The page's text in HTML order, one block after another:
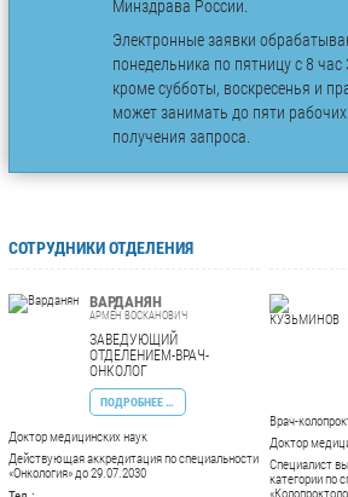
Минздрава России.
Электронные заявки
понедельника по пятницу с 8
кроме субботы, воскресенья и
может занимать до пяти
получения запроса.
СОТРУДНИКИ ОТДЕЛЕНИЯ
ВАРДАНЯН
АРМЕН ВОСКАНОВИЧ
ЗАВЕДУЮЩИЙ
ОТДЕЛЕНИЕМ-ВРАЧ-
ОНКОЛОГ
ПОДРОБНЕЕ …
Доктор медицинских наук
Действующая аккредитация по специальности
«Онкология» до 29.07.2030
Врач-
Доктор
Специалист
категории по